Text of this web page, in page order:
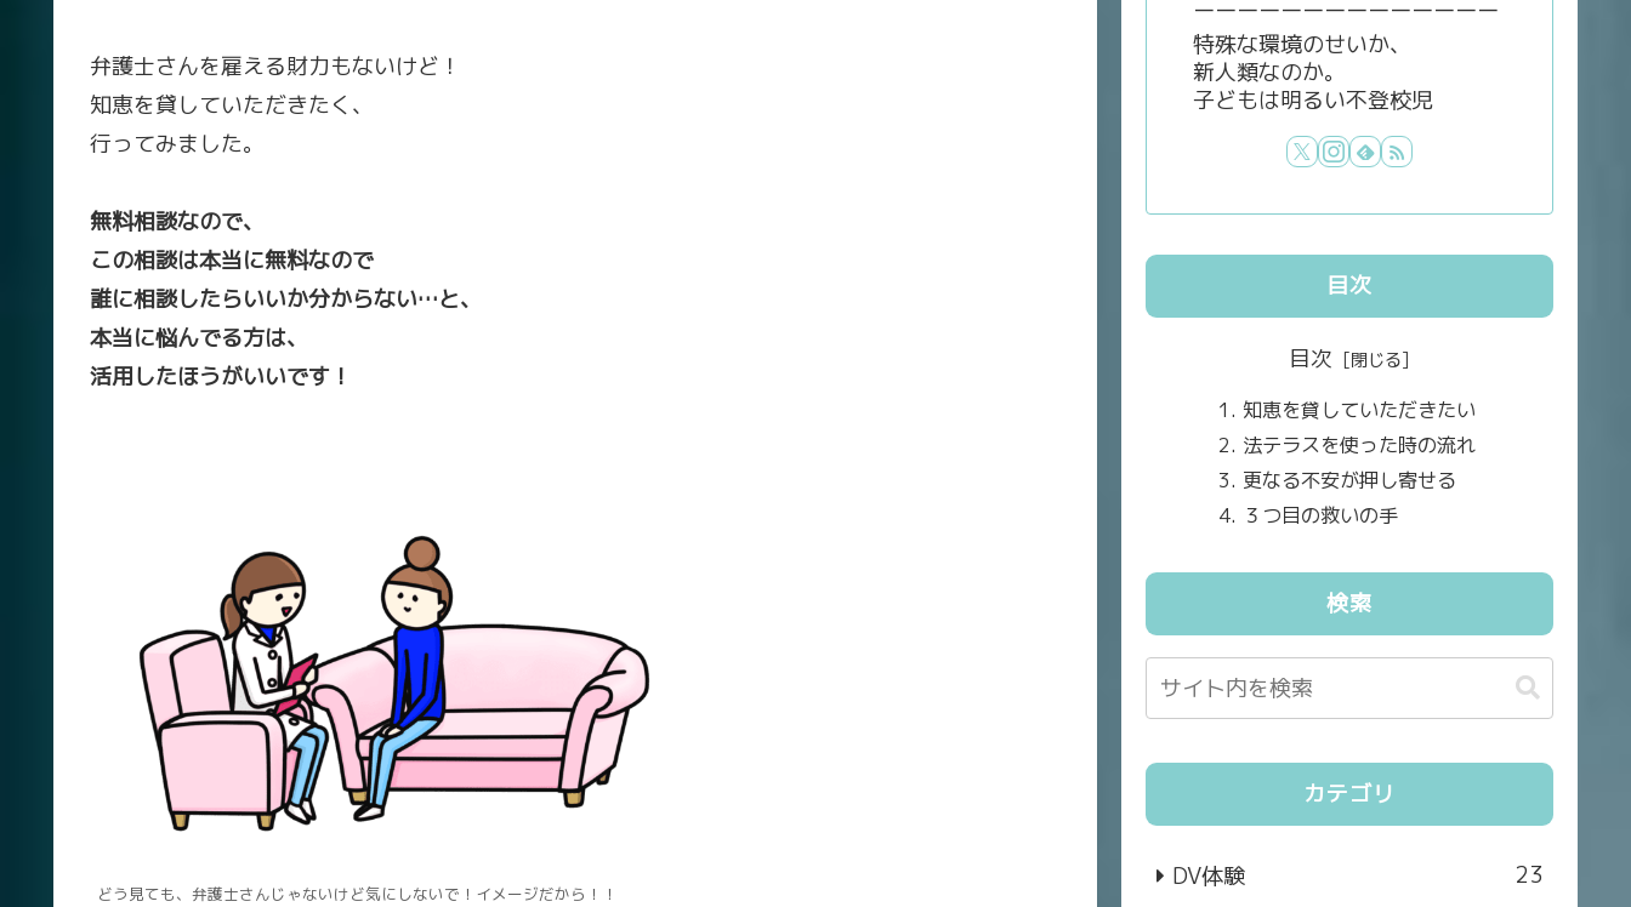
弁護士さんを雇える財力もないけど！
知恵を貸していただきたく、
行ってみました。
無料相談なので、
この相談は本当に無料なので
誰に相談したらいいか分からない…と、
本当に悩んでる方は、
活用したほうがいいです！
どう見ても、弁護士さんじゃないけど気にしないで！イメージだから！！
ーーーーーーーーーーーーーー
特殊な環境のせいか、
新人類なのか。
子どもは明るい不登校児
目次
目次
知恵を貸していただきたい
法テラスを使った時の流れ
更なる不安が押し寄せる
３つ目の救いの手
検索
カテゴリ
DV体験 23